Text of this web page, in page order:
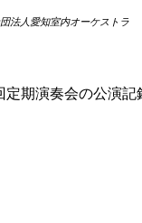
法人愛知室内オーケストラ
期演奏会の公演